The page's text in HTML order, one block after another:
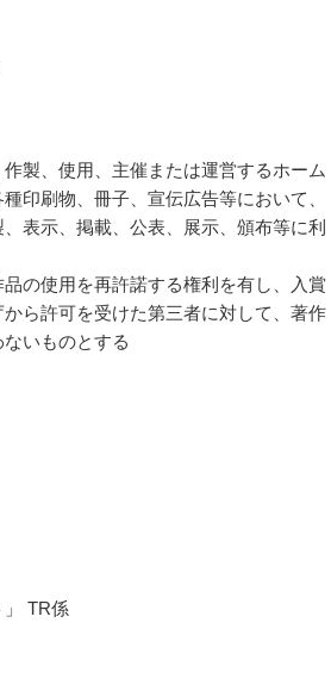
製、使用、主催または運営するホーム
印刷物、冊子、宣伝広告等において、
表示、掲載、公表、展示、頒布等に利
の使用を再許諾する権利を有し、入賞
ら許可を受けた第三者に対して、著作
いものとする
」 TR係